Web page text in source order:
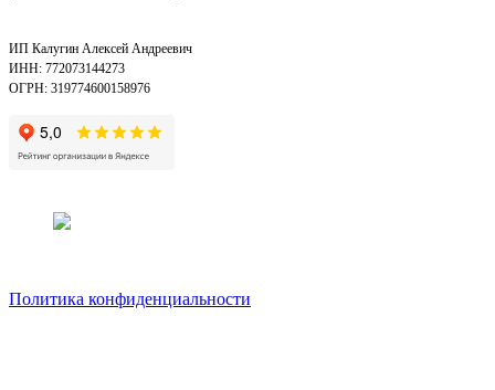
ИП Калугин Алексей Андреевич
ИНН: 772073144273
ОГРН: 319774600158976
Политика конфиденциальности